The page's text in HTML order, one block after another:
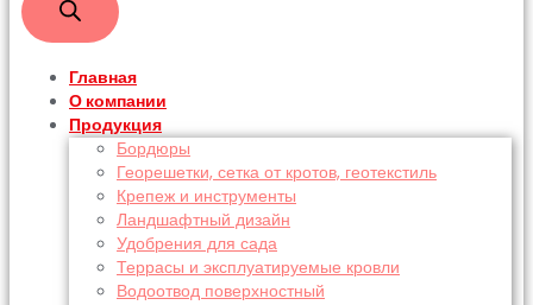
Главная
О компании
Продукция
Бордюры
Георешетки, сетка от кротов, геотекстиль
Крепеж и инструменты
Ландшафтный дизайн
Удобрения для сада
Террасы и эксплуатируемые кровли
Водоотвод поверхностный